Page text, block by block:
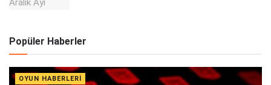
Popüler Haberler
OYUN HABERLERI